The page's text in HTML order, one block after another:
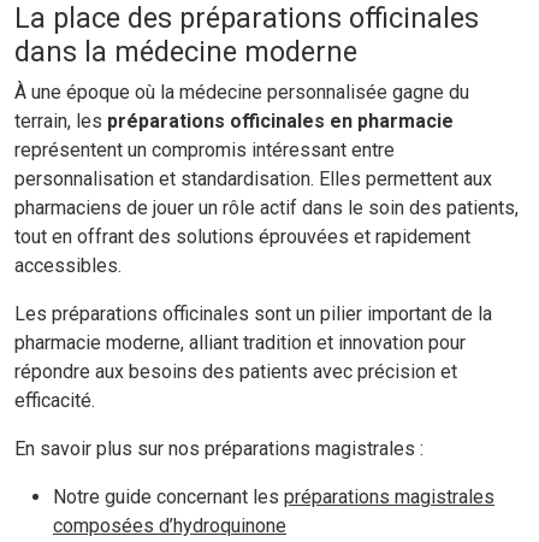
La place des préparations officinales
dans la médecine moderne
À une époque où la médecine personnalisée gagne du
terrain, les préparations officinales en pharmacie
représentent un compromis intéressant entre
personnalisation et standardisation. Elles permettent aux
pharmaciens de jouer un rôle actif dans le soin des patients,
tout en offrant des solutions éprouvées et rapidement
accessibles.
Les préparations officinales sont un pilier important de la
pharmacie moderne, alliant tradition et innovation pour
répondre aux besoins des patients avec précision et
efficacité.
En savoir plus sur nos préparations magistrales :
Notre guide concernant les préparations magistrales
composées d’hydroquinone